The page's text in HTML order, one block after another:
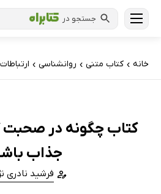
جستجو در
خانه › کتاب‌ متنی › روانشناسی › ارتباطات
کتاب چگونه در صحبت
جذاب
فرشید نادری